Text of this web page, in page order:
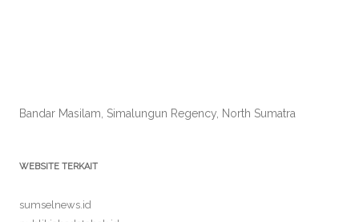
Bandar Masilam, Simalungun Regency, North Sumatra
WEBSITE TERKAIT
sumselnews.id